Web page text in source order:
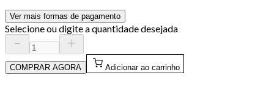
Ver mais formas de pagamento
Selecione ou digite a quantidade desejada
COMPRAR AGORA Adicionar ao carrinho